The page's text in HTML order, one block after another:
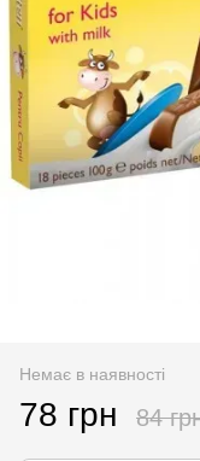
Немає в наявності
78 грн 84